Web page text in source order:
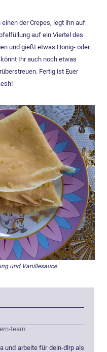
der Crepes, legt ihn auf
auf ein Viertel des
und gießt etwas Honig- oder
Ihr auch noch etwas
Fertig ist Euer
und Vanillesauce
team
und arbeite für dein-dlrp als